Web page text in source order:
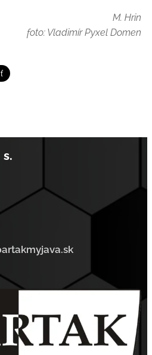
M. Hrin
foto: Vladimír Pyxel Domen